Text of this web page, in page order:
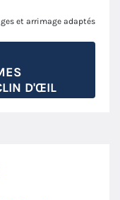
et arrimage adaptés
D'ŒIL